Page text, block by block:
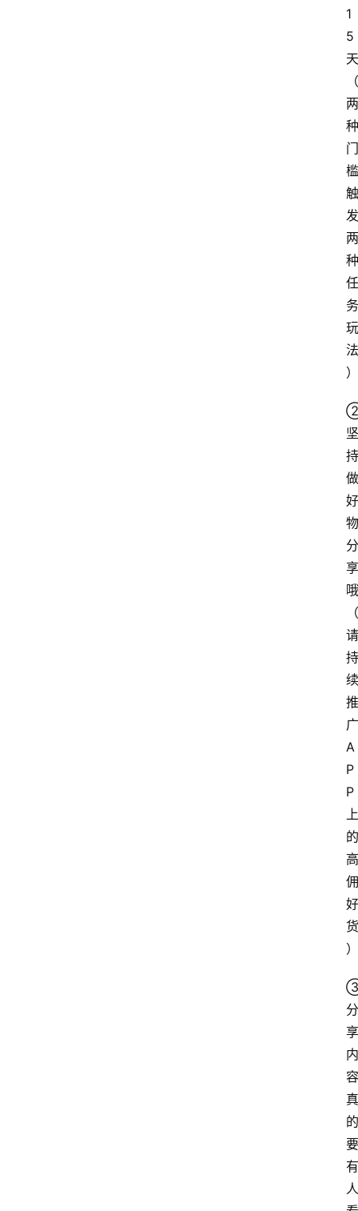
1
5
天
（
两
种
门
槛
触
发
两
种
任
务
玩
法
）
坚
持
做
好
物
分
享
哦
（
请
持
续
推
广
A
P
P
上
的
高
佣
好
货
）
分
享
内
容
真
的
要
有
人